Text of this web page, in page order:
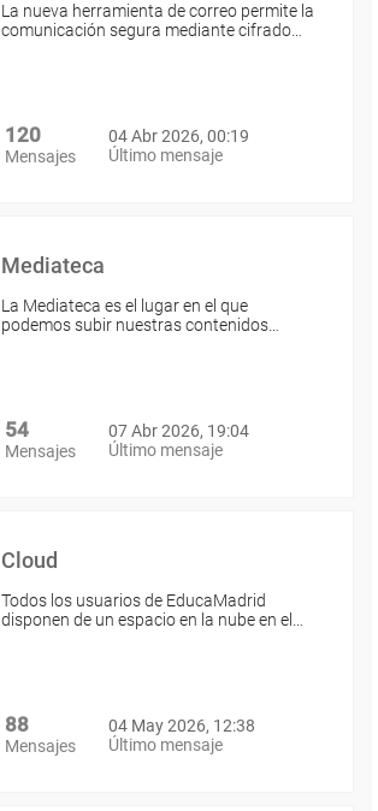
La nueva herramienta de correo permite la
comunicación segura mediante cifrado…
120
Mensajes
04 Abr 2026, 00:19
Último mensaje
Mediateca
La Mediateca es el lugar en el que
podemos subir nuestras contenidos…
54
Mensajes
07 Abr 2026, 19:04
Último mensaje
Cloud
Todos los usuarios de EducaMadrid
disponen de un espacio en la nube en el…
88
Mensajes
04 May 2026, 12:38
Último mensaje